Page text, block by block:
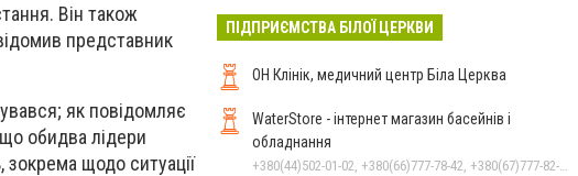
Він також
представник
як повідомляє
обидва лідери
щодо ситуації
Всі матеріали тут
ПІДПРИЄМСТВА БІЛОЇ ЦЕРКВИ
ОН Клінік, медичний центр Біла Церква
WaterStore - інтернет магазин басейнів і
обладнання